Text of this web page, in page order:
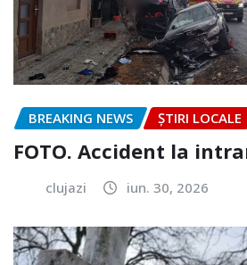
BREAKING NEWS ȘTIRI LOCALE
FOTO. Accident la
clujazi iun. 30, 2026